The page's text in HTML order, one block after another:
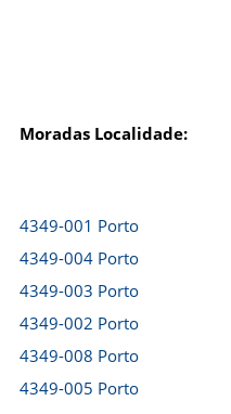
Moradas Localidade:
4349-001 Porto
4349-004 Porto
4349-003 Porto
4349-002 Porto
4349-008 Porto
4349-005 Porto